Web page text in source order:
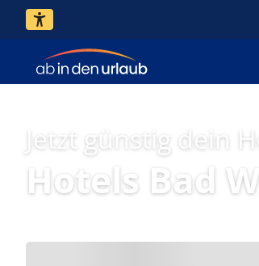
Jetzt günstig dein
Hotels Bad